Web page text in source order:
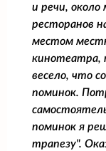
и речи,
ресторанов
местом
кинотеатра,
весело, что
поминок.
поминок я
трапезу".